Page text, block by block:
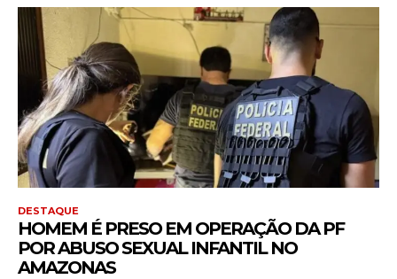
DESTAQUE
HOMEM É PRESO EM OPERAÇÃO DA PF
POR ABUSO SEXUAL INFANTIL NO
AMAZONAS